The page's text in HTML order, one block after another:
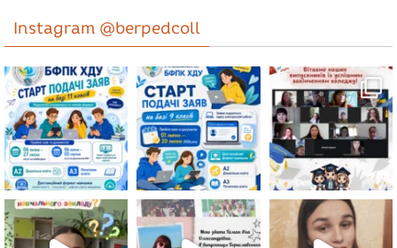
Instagram @berpedcoll